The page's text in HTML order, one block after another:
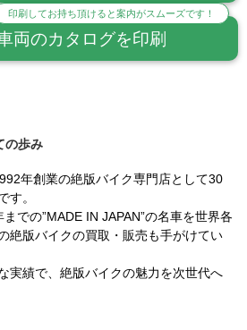
両のカタログを印刷
印刷してお持ち頂けると案内がスムーズです！
の歩み
年創業の絶版バイク専門店として30
す。
での”MADE IN JAPAN”の名車を世界各
絶版バイクの買取・販売も手がけてい
実績で、絶版バイクの魅力を次世代へ